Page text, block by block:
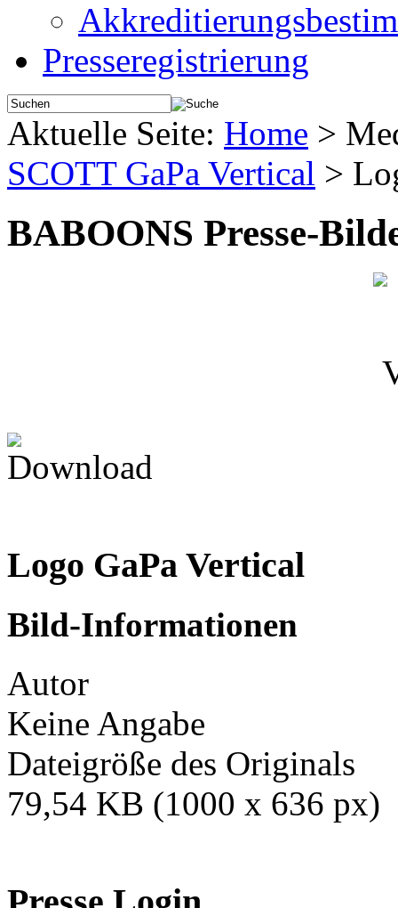
Presseregistrierung
Aktuelle Seite: Home >
SCOTT GaPa Vertical >
BABOONS Presse-
Logo GaPa Vertical
Bild-Informationen
Autor
Keine Angabe
Dateigröße des Originals
79,54 KB (1000 x 636 px)